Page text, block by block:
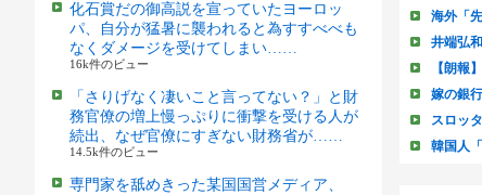
化石賞だの御高説を宣っていたヨーロッ
パ、自分が猛暑に襲われると為すすべべも
なくダメージを受けてしまい……
16k件のビュー
「さりげなく凄いこと言ってない？」と財
務官僚の増上慢っぷりに衝撃を受ける人が
続出、なぜ官僚にすぎない財務省が……
14.5k件のビュー
専門家を舐めきった某国国営メディア、